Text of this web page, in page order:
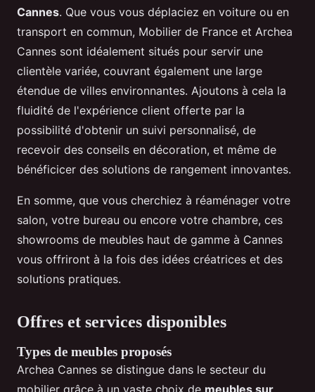
Cannes. Que vous vous déplaciez en voiture ou en
transport en commun, Mobilier de France et Archea
Cannes sont idéalement situés pour servir une
clientèle variée, couvrant également une large
étendue de villes environnantes. Ajoutons à cela la
fluidité de l'expérience client offerte par la
possibilité d'obtenir un suivi personnalisé, de
recevoir des conseils en décoration, et même de
bénéficicer des solutions de rangement innovantes.
En somme, que vous cherchiez à réaménager votre
salon, votre bureau ou encore votre chambre, ces
showrooms de meubles haut de gamme à Cannes
vous offriront à la fois des idées créatrices et des
solutions pratiques.
Offres et services disponibles
Types de meubles proposés
Archea Cannes se distingue dans le secteur du
mobilier grâce à un vaste choix de meubles sur